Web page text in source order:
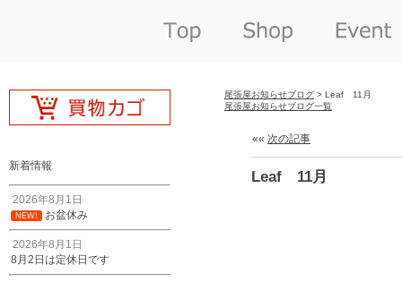
新着情報
2026年8月1日
NEW! お盆休み
2026年8月1日
8月2日は定休日です
尾張屋お知らせブログ > Leaf 11月
尾張屋お知らせブログ一覧
«« 次の記事
Leaf 11月